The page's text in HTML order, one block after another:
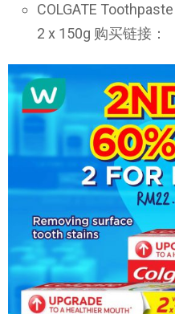
COLGATE
2 x 150g 购买链接：